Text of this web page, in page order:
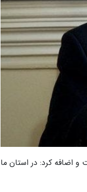
سنین بالا دانست و اضافه کرد: در استان ما